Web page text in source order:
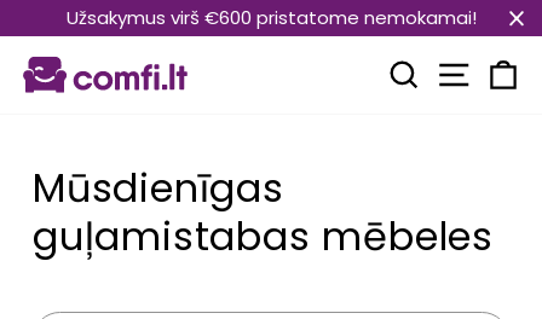
uz
saturu
Užsakymus virš €600 pristatome nemokamai!
Meklēt
Mūsdienīgas
guļamistabas mēbeles